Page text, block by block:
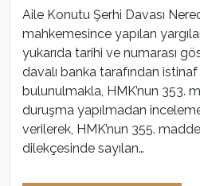
Aile Konutu Şerhi Davası
mahkemesince yapılan
yukarıda tarihi ve numarası
davalı banka tarafından
bulunulmakla, HMK’nun 353.
duruşma yapılmadan
verilerek, HMK’nun 355.
dilekçesinde sayılan…